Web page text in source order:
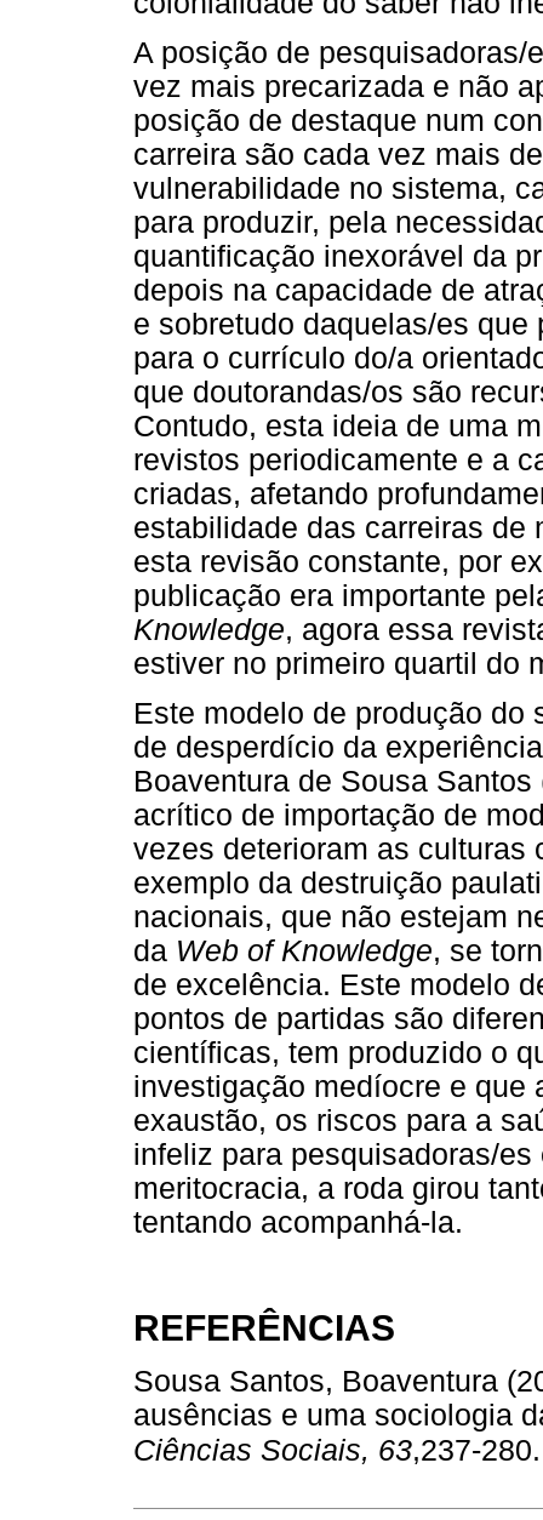
A posição de pesquisadoras/
vez mais precarizada e não
posição de destaque num
carreira são cada vez mais
vulnerabilidade no sistema,
para produzir, pela
quantificação inexorável da
depois na capacidade de
e sobretudo daquelas/es
para o currículo do/a
que doutorandas/os são
Contudo, esta ideia de uma
revistos periodicamente e a
criadas, afetando
estabilidade das carreiras de
esta revisão constante, por
publicação era importante
Knowledge, agora essa
estiver no primeiro quartil do
Este modelo de produção do
de desperdício da
Boaventura de Sousa
acrítico de importação de
vezes deterioram as culturas
exemplo da destruição
nacionais, que não estejam
da Web of Knowledge, se
de excelência. Este modelo
pontos de partidas são
científicas, tem produzido o
investigação medíocre e que
exaustão, os riscos para a
infeliz para pesquisadoras/
meritocracia, a roda girou
tentando acompanhá-la.
REFERÊNCIAS
Sousa Santos, Boaventura
ausências e uma sociologia
Ciências Sociais, 63,237-